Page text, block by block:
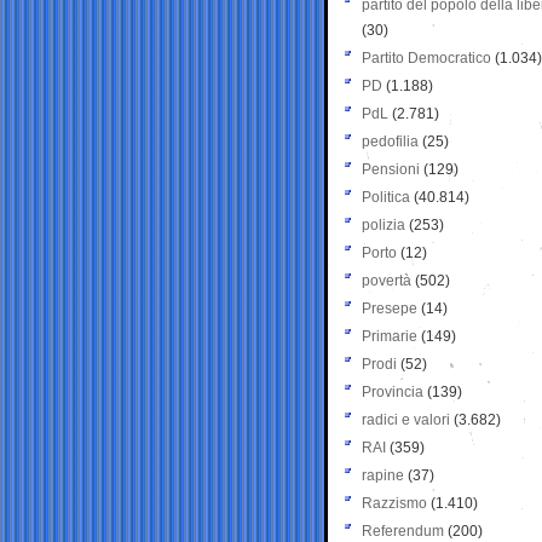
partito del popolo della
(30)
Partito Democratico (1.034)
PD (1.188)
PdL (2.781)
pedofilia (25)
Pensioni (129)
Politica (40.814)
polizia (253)
Porto (12)
povertà (502)
Presepe (14)
Primarie (149)
Prodi (52)
Provincia (139)
radici e valori (3.682)
RAI (359)
rapine (37)
Razzismo (1.410)
Referendum (200)